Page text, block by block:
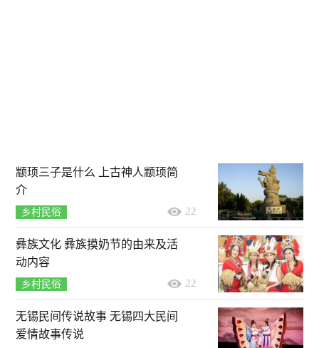
颛顼三子是什么 上古神人颛顼简
介
乡村民俗 22
彝族文化 彝族摸奶节的由来及活
动内容
乡村民俗 22
无锡民间传说故事 无锡四大民间
爱情故事传说